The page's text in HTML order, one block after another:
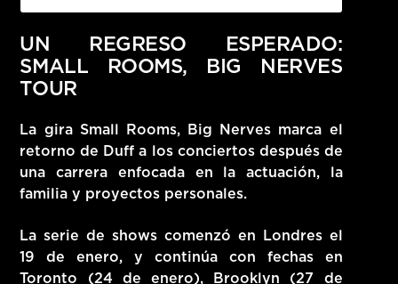
UN REGRESO ESPERADO:
SMALL ROOMS, BIG NERVES
TOUR
La gira Small Rooms, Big Nerves marca el
retorno de Duff a los conciertos después de
una carrera enfocada en la actuación, la
familia y proyectos personales.
La serie de shows comenzó en Londres el
19 de enero, y continúa con fechas en
Toronto (24 de enero),
Brooklyn (27 de